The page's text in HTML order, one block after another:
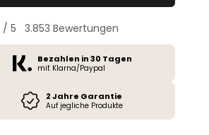
/ 5 3.853 Bewertungen
Bezahlen in 30 Tagen
mit Klarna/Paypal
2 Jahre Garantie
Auf jegliche Produkte